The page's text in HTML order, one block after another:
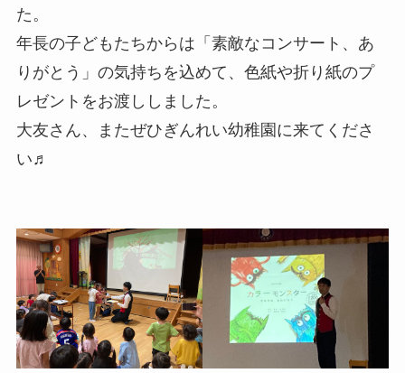
た。
年長の子どもたちからは「素敵なコンサート、あ
りがとう」の気持ちを込めて、色紙や折り紙のプ
レゼントをお渡ししました。
大友さん、またぜひぎんれい幼稚園に来てくださ
い♬